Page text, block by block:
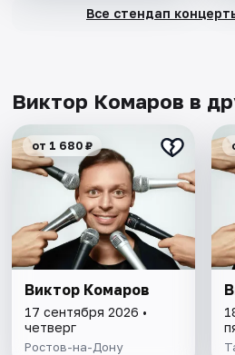
Все стендап
Виктор Комаров в
от 1 680 ₽
Виктор Комаров
17 сентября 2026 •
четверг
Ростов-на-Дону